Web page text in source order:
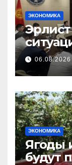
ЭКОНОМИКА
ЭКОНОМИКА
Ягоды
будут